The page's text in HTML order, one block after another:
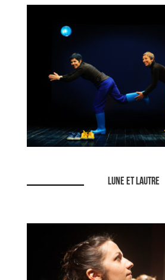
LUNE ET LAUTRE